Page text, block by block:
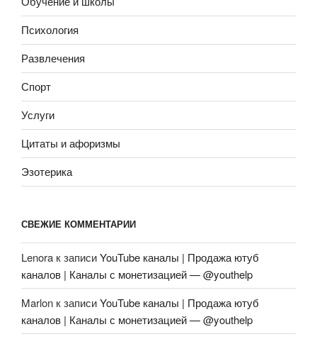
Психология
Развлечения
Спорт
Услуги
Цитаты и афоризмы
Эзотерика
СВЕЖИЕ КОММЕНТАРИИ
Lenora к записиYouTube каналы | Продажа ютуб
каналов | Каналы с монетизацией — @youthelp
Marlon к записиYouTube каналы | Продажа ютуб
каналов | Каналы с монетизацией — @youthelp